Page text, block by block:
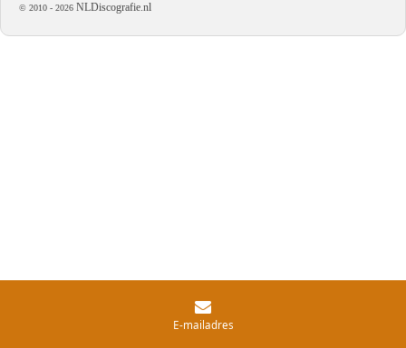
© 2010 - 2026 NLDiscografie.nl
E-mailadres